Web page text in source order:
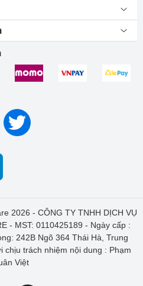
do thói quen sử dụng xấu của
kéo dài tuổi thọ
12 mini bị chai hỏng phía
một số kinh nghiệm giúp kéo
dùng.
pin yếu.
2026 - CÔNG TY TNHH DỊCH VỤ
- MST: 0110425189 - Ngày cấp :
242B Ngõ 364 Thái Hà, Trung
trách nhiệm nội dung : Phạm
Việt